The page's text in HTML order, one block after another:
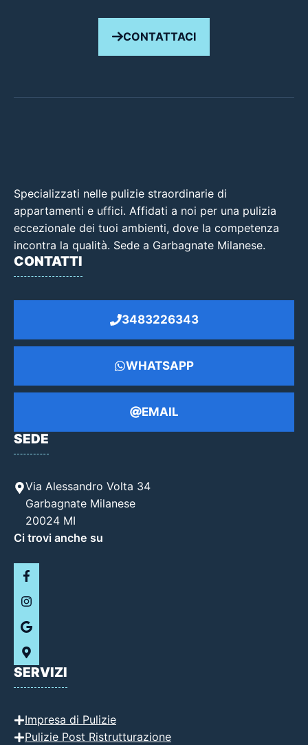
CONTATTACI
Specializzati nelle pulizie straordinarie di
appartamenti e uffici. Affidati a noi per una pulizia
eccezionale dei tuoi ambienti, dove la competenza
incontra la qualità. Sede a Garbagnate Milanese.
CONTATTI
3483226343
WHATSAPP
EMAIL
SEDE
Via Alessandro Volta 34
Garbagnate Milanese
20024 MI
Ci trovi anche su
SERVIZI
Impresa di Pulizie
Pulizie Post Ristrutturazione